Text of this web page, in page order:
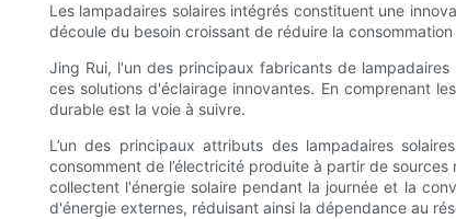
Les lampadaires solaires intégrés constituent une
découle du besoin croissant de réduire la
Jing Rui, l'un des principaux fabricants de
ces solutions d'éclairage innovantes. En comprenant
durable est la voie à suivre.
L’un des principaux attributs des lampadaires
consomment de l’électricité produite à partir de
collectent l'énergie solaire pendant la journée et la
d'énergie externes, réduisant ainsi la dépendance au